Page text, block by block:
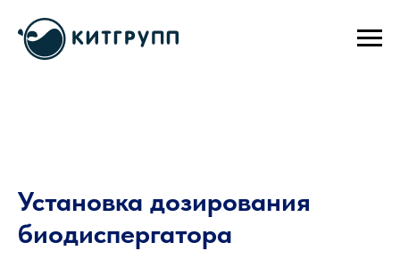
Установка дозирования
биодиспергатора